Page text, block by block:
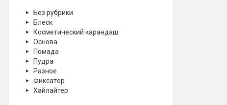
Без рубрики
Блеск
Косметический карандаш
Основа
Помада
Пудра
Разное
Фиксатор
Хайлайтер